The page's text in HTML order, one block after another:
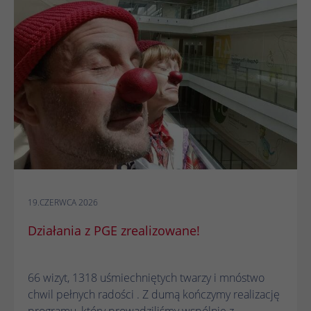
19.CZERWCA 2026
Działania z PGE zrealizowane!
66 wizyt, 1318 uśmiechniętych twarzy i mnóstwo
chwil pełnych radości . Z dumą kończymy realizację
Czas
trwania
1 rok
Zamiar
Hotjar ustawia ten plik cookie, aby
zapewnić, że dane z kolejnych wizyt w tej
samej witrynie zostaną przypisane do tego
samego identyfikatora użytkownika, który
jest zachowywany w identyfikatorze
użytkownika Hotjar, unikalnym dla tej
witryny.